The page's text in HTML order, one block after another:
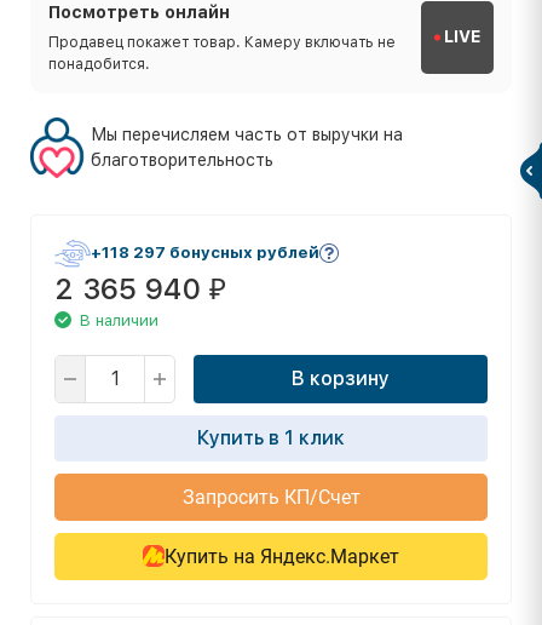
Посмотреть онлайн
Продавец покажет товар. Камеру включать не
понадобится.
LIVE
Мы перечисляем часть от выручки на
благотворительность
+118 297 бонусных рублей
2 365 940 ₽
В наличии
В корзину
Купить в 1 клик
Запросить КП/Счет
Купить на Яндекс.Маркет